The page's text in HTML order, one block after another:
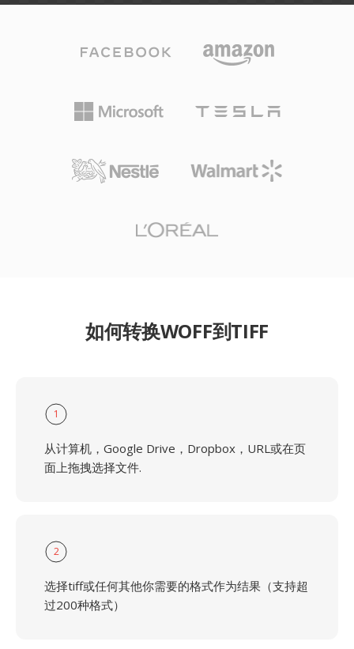
如何转换WOFF到TIFF
1
从计算机，Google Drive，Dropbox，URL或在页
面上拖拽选择文件.
2
选择tiff或任何其他你需要的格式作为结果（支持超
过200种格式）